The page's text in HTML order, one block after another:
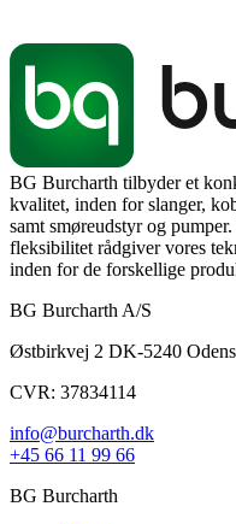
BG Burcharth tilbyder et
kvalitet, inden for slanger,
samt smøreudstyr og
fleksibilitet rådgiver vores
inden for de forskellige
BG Burcharth A/S
Østbirkvej 2 DK-5240
CVR: 37834114
info@burcharth.dk
+45 66 11 99 66
BG Burcharth